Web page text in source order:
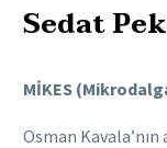
Sedat
MİKES
Osman